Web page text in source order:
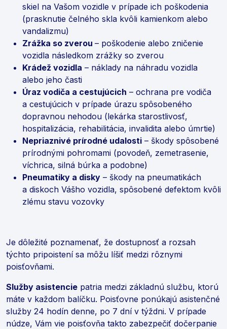
skiel na Vašom vozidle v prípade ich poškodenia
(prasknutie čelného skla kvôli kamienkom alebo
vandalizmu)
Zrážka so zverou – poškodenie alebo zničenie
vozidla následkom zrážky so zverou
Krádež vozidla – náklady na náhradu vozidla
alebo jeho časti
Úraz vodiča a cestujúcich – ochrana pre vodiča
a cestujúcich v prípade úrazu spôsobeného
dopravnou nehodou (lekárka starostlivosť,
hospitalizácia, rehabilitácia, invalidita alebo úmrtie)
Nepriaznivé prírodné udalosti – škody spôsobené
prírodnými pohromami (povodeň, zemetrasenie,
víchrica, silná búrka a podobne)
Pneumatiky a disky – škody na pneumatikách
a diskoch Vášho vozidla, spôsobené defektom kvôli
zlému stavu vozovky
Je dôležité poznamenať, že dostupnosť a rozsah
týchto pripoistení sa môžu líšiť medzi rôznymi
poisťovňami.
Služby asistencie patria medzi základnú službu, ktorú
máte v každom balíčku. Poisťovne ponúkajú asistenčné
služby 24 hodín denne, po 7 dní v týždni. V prípade
núdze, Vám vie poisťovňa takto zabezpečiť dočerpanie